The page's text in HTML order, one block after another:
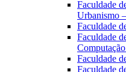
Faculdade
Urbanismo
Faculdade
Faculdade
Faculdade
Faculdade